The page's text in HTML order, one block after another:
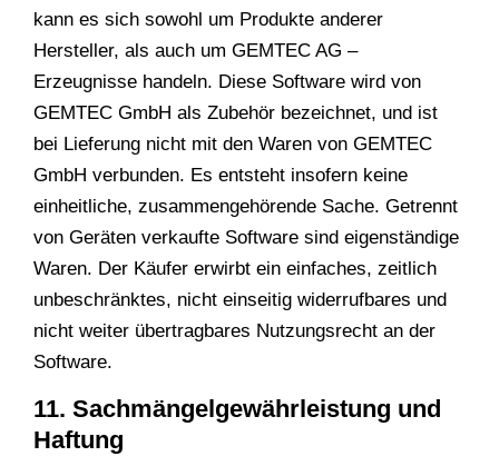
kann es sich sowohl um Produkte anderer
Hersteller, als auch um GEMTEC AG –
Erzeugnisse handeln. Diese Software wird von
GEMTEC GmbH als Zubehör bezeichnet, und ist
bei Lieferung nicht mit den Waren von GEMTEC
GmbH verbunden. Es entsteht insofern keine
einheitliche, zusammengehörende Sache. Getrennt
von Geräten verkaufte Software sind eigenständige
Waren. Der Käufer erwirbt ein einfaches, zeitlich
unbeschränktes, nicht einseitig widerrufbares und
nicht weiter übertragbares Nutzungsrecht an der
Software.
11. Sachmängelgewährleistung und
Haftung